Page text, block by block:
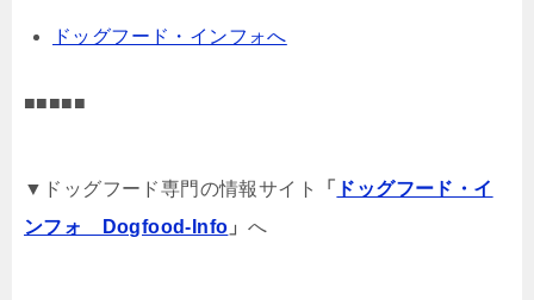
ドッグフード・インフォへ
■■■■■
▼ドッグフード専門の情報サイト 「
ドッグフード・イ
ンフォ Dogfood-Info 」 へ